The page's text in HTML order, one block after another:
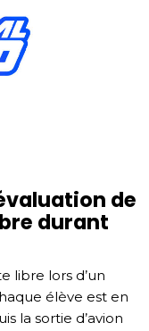
de
durant
libre lors d’un
élève est en
la sortie d’avion